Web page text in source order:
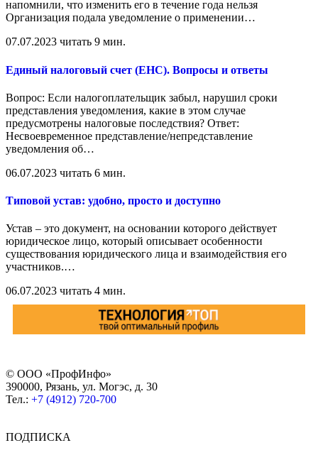
напомнили, что изменить его в течение года нельзя
Организация подала уведомление о применении…
07.07.2023 читать 9 мин.
Единый налоговый счет (ЕНС). Вопросы и ответы
Вопрос: Если налогоплательщик забыл, нарушил сроки
представления уведомления, какие в этом случае
предусмотрены налоговые последствия? Ответ:
Несвоевременное представление/непредставление
уведомления об…
06.07.2023 читать 6 мин.
Типовой устав: удобно, просто и доступно
Устав – это документ, на основании которого действует
юридическое лицо, который описывает особенности
существования юридического лица и взаимодействия его
участников.…
06.07.2023 читать 4 мин.
© ООО «ПрофИнфо»
390000, Рязань, ул. Могэс, д. 30
Тел.: +7 (4912) 720-700
ПОДПИСКА